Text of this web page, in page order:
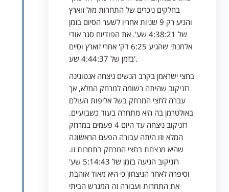
בחלקים ניכרים של התחרות מול זוארץ
והגיע רק 9 שניות אחריו לשער הסיום בזמן
של 4:38:21 שע'. את הפודיום סגר אודי
אלחנתי שהגיע 6:25 דק' אחרי זוארץ וסיים
בזמן של 4:44:37 שע'.
בחצי ישראמן בקרב הנשים ניצחה אנטונינה
רזניקוב שהיתה רשומה למרחק המלא, אך
עברה לחצי המרחק בשל אליפות העולם
באולטרמן בה היא מתחרה בעוד כשבועיים.
רזניקוב ניצחה עד היום 4 פעמים במרחק
המלא וזו היתה עבורה הפעם הראשונה
שהיא מנצחת בחצי המרחק בתחרות זו.
רזניקוב הגיעה בזמן של 5:14:43 שע'
וסיפרה לאחר הניצחון כי היא מאוד אוהבת
את התחרות ועבורה זה המגרש הביתי